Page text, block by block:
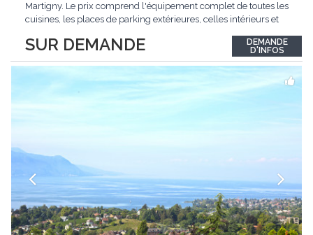
SUR DEMANDE
Martigny. Le prix comprend l'équipement complet de toutes les
cuisines, les places de parking extérieures, celles intérieurs et
opportunité exclusive avec un rendement intéressant. Plus
d'informations...
DEMANDE
D'INFOS